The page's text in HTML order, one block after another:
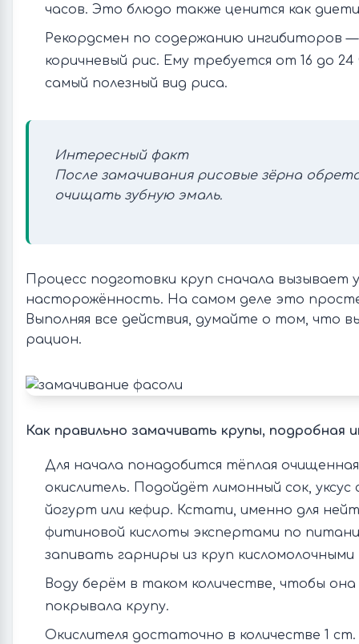
часов. Это блюдо также ценится как
Рекордсмен по содержанию ингибиторов
коричневый рис. Ему требуется от 16 до
самый полезный вид риса.
Интересный факт
После замачивания рисовые зёрна
очищать зубную эмаль.
Процесс подготовки круп сначала вызывает у
насторожённость. На самом деле это
Выполняя все действия, думайте о том, что
рацион.
Как правильно замачивать крупы, подробная
Для начала понадобится тёплая
окислитель. Подойдёт лимонный сок, уксус
йогурт или кефир. Кстати, именно для
фитиновой кислоты экспертами по
запивать гарниры из круп
Воду берём в таком количестве, чтобы
покрывала крупу.
Окислителя достаточно в количестве 1